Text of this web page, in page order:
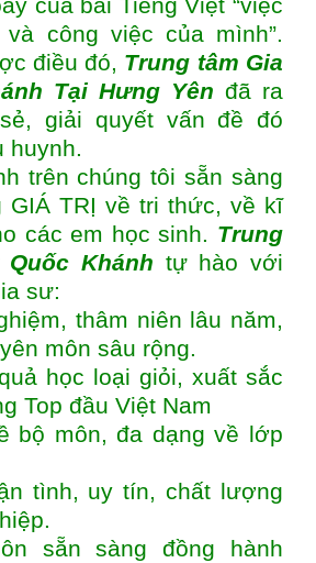
công việc của mình”.
điều đó, Trung tâm Gia
Tại Hưng Yên đã ra
giải quyết vấn đề đó
huynh.
trên chúng tôi sẵn sàng
GIÁ TRỊ về tri thức, về kĩ
các em học sinh. Trung
Khánh tự hào với
sư:
thâm niên lâu năm,
môn sâu rộng.
học loại giỏi, xuất sắc
Top đầu Việt Nam
bộ môn, đa dạng về lớp
tình, uy tín, chất lượng
sẵn sàng đồng hành